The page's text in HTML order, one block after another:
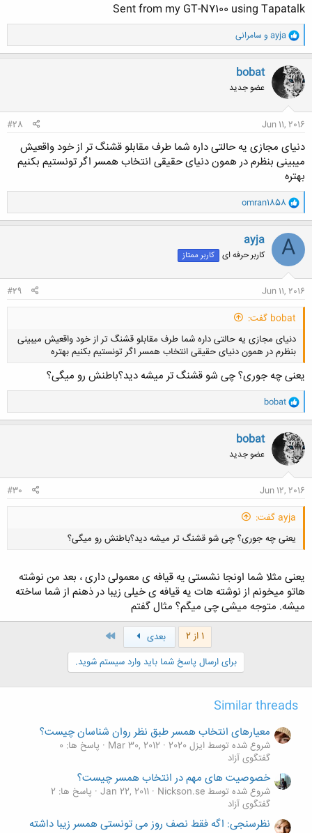
Sent from my GT-N7100 using Tapatalk
و
ا
ک
ن
ش
ه
ا
ayja و سامرانی
bobat
عضو جدید
Jun 11, 2016
#28
دنیای مجازی یه حالتی داره شما طرف مقابلو قشنگ تر از خود واقعیش
میبینی بنظرم در همون دنیای حقیقی انتخاب همسر اگر تونستیم بکنیم
بهتره
و
ا
ک
ن
ش
ه
ا
omran1858
A
ayja
کاربر حرفه ای کاربر ممتاز
Jun 11, 2016
#29
bobat گفت:
دنیای مجازی یه حالتی داره شما طرف مقابلو قشنگ تر از خود واقعیش میبینی
بنظرم در همون دنیای حقیقی انتخاب همسر اگر تونستیم بکنیم بهتره
یعنی چه جوری؟ چی شو قشنگ تر میشه دید؟باطنش رو میگی؟
و
ا
ک
ن
ش
ه
ا
bobat
bobat
عضو جدید
Jun 12, 2016
#30
ayja گفت:
یعنی چه جوری؟ چی شو قشنگ تر میشه دید؟باطنش رو میگی؟
کلیک کنید تا باز شود...
یعنی مثلا شما اونجا نشستی یه قیافه ی معمولی داری ، بعد من نوشته
هاتو میخونم از نوشته هات یه قیافه ی خیلی زیبا در ذهنم از شما ساخته
میشه. متوجه میشی چی میگم؟ مثال گفتم
1 از 2 بعدی
برای ارسال پاسخ شما باید وارد سیستم شوید.
Similar threads
معیارهای انتخاب همسر طبق نظر روان شناسان چیست؟
شروع شده توسط ایزل 2020 Mar 30, 2012
پاسخ ها: 0
گفتگوی آزاد
خصوصیت های مهم در انتخاب همسر چیست؟
شروع شده توسط Nickson.se Jan 22, 2011 پاسخ ها: 2
گفتگوی آزاد
نظرسنجی: اگه فقط نصف روز می تونستی همسر زیبا داشته